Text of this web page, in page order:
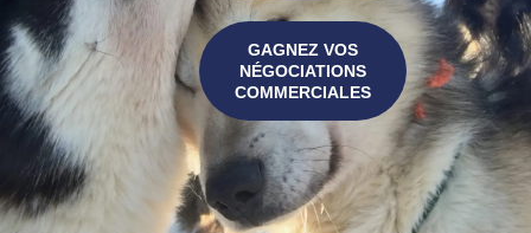
GAGNEZ VOS
NÉGOCIATIONS
COMMERCIALES